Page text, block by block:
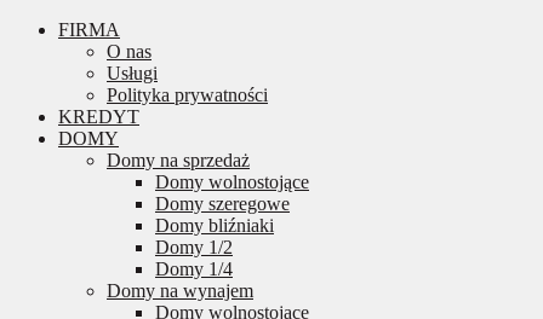
FIRMA
O nas
Usługi
Polityka prywatności
KREDYT
DOMY
Domy na sprzedaż
Domy wolnostojące
Domy szeregowe
Domy bliźniaki
Domy 1/2
Domy 1/4
Domy na wynajem
Domy wolnostojące